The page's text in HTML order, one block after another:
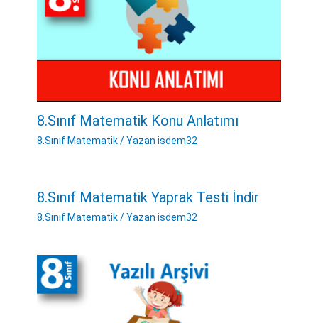
8.Sınıf Matematik Konu Anlatımı
8.Sınıf Matematik/ Yazan isdem32
8.Sınıf Matematik Yaprak Testi İndir
8.Sınıf Matematik/ Yazan isdem32